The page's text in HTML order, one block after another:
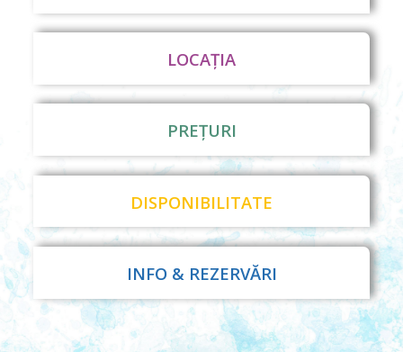
LOCAȚIA
PREȚURI
DISPONIBILITATE
INFO & REZERVĂRI